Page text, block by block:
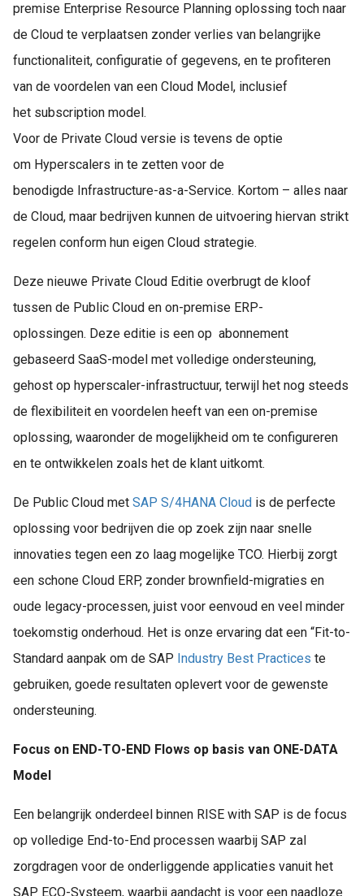
premise Enterprise Resource Planning oplossing toch naar
de Cloud te verplaatsen zonder verlies van belangrijke
functionaliteit, configuratie of gegevens, en te profiteren
van de voordelen van een Cloud Model, inclusief
het subscription model.
Voor de Private Cloud versie is tevens de optie
om Hyperscalers in te zetten voor de
benodigde Infrastructure-as-a-Service. Kortom – alles naar
de Cloud, maar bedrijven kunnen de uitvoering hiervan strikt
regelen conform hun eigen Cloud strategie.
Deze nieuwe Private Cloud Editie overbrugt de kloof
tussen de Public Cloud en on-premise ERP-
oplossingen. Deze editie is een op abonnement
gebaseerd SaaS-model met volledige ondersteuning,
gehost op hyperscaler-infrastructuur, terwijl het nog steeds
de flexibiliteit en voordelen heeft van een on-premise
oplossing, waaronder de mogelijkheid om te configureren
en te ontwikkelen zoals het de klant uitkomt.
De Public Cloud met SAP S/4HANA Cloud is de perfecte
oplossing voor bedrijven die op zoek zijn naar snelle
innovaties tegen een zo laag mogelijke TCO. Hierbij zorgt
een schone Cloud ERP, zonder brownfield-migraties en
oude legacy-processen, juist voor eenvoud en veel minder
toekomstig onderhoud. Het is onze ervaring dat een “Fit-to-
Standard aanpak om de SAP Industry Best Practices te
gebruiken, goede resultaten oplevert voor de gewenste
ondersteuning.
Focus on END-TO-END Flows op basis van ONE-DATA
Model
Een belangrijk onderdeel binnen RISE with SAP is de focus
op volledige End-to-End processen waarbij SAP zal
zorgdragen voor de onderliggende applicaties vanuit het
SAP ECO-Systeem, waarbij aandacht is voor een naadloze